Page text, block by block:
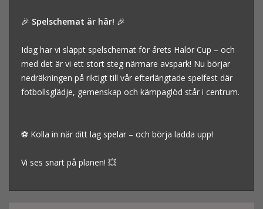
🎉 Spelschemat är här! 🎉
Idag har vi släppt spelschemat för årets Halör Cup – och
med det är vi ett stort steg närmare avspark! Nu börjar
nedräkningen på riktigt till vår efterlängtade spelfest där
fotbollsglädje, gemenskap och kämpaglöd står i centrum.
⚽ Kolla in när ditt lag spelar – och börja ladda upp!
Vi ses snart på planen! 💥